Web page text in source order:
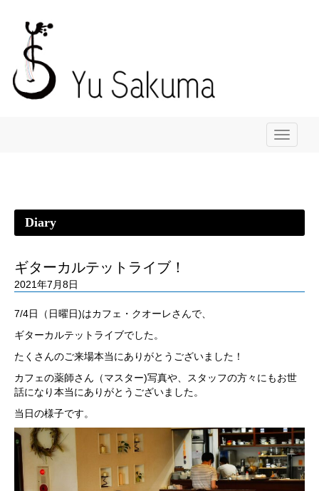
メ
ニ
Diary
ギターカルテットライブ！
2021年7月8日
7/4日（日曜日)はカフェ・クオーレさんで、
ギターカルテットライブでした。
たくさんのご来場本当にありがとうございました！
カフェの薬師さん（マスター)写真や、スタッフの方々にもお世
話になり本当にありがとうございました。
当日の様子です。